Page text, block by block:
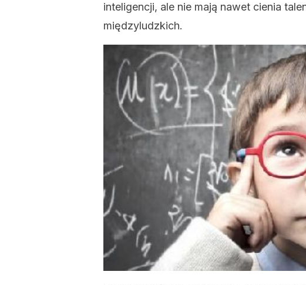
inteligencji, ale nie mają nawet cienia
międzyludzkich.